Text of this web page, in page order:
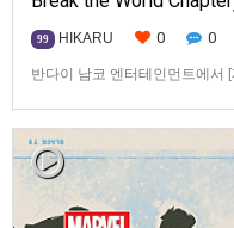
99 HIKARU 0 0
반다이 남코 엔터테인먼트에서
판[제2차 슈퍼로봇대전Z 파계
에 발매되었던 [제2…